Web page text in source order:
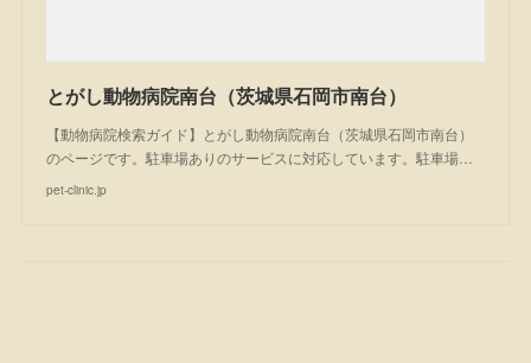
とがし動物病院南台（茨城県石岡市南台）
【動物病院検索ガイド】とがし動物病院南台（茨城県石岡市南台）
のページです。駐車場ありのサービスに対応しています。駐車場…
pet-clinic.jp